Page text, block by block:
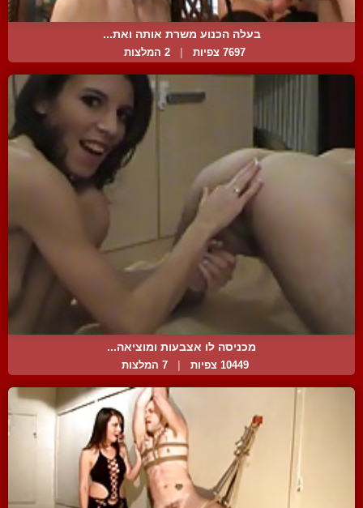
בעלה הכנוע משרת אותה ואת...
7697 צפיות 2 המלצות
מכניסה לו אצבעות ומוציאה...
10449 צפיות | 7 המלצות